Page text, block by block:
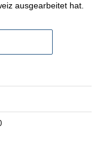
ausgearbeitet hat.